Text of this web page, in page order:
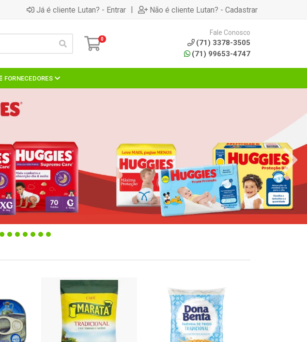
Já é cliente Lutan? - Entrar | Não é cliente Lutan? - Cadastrar
0
Fale Conosco
(71) 3378-3505
(71) 99653-4747
FORNECEDORES